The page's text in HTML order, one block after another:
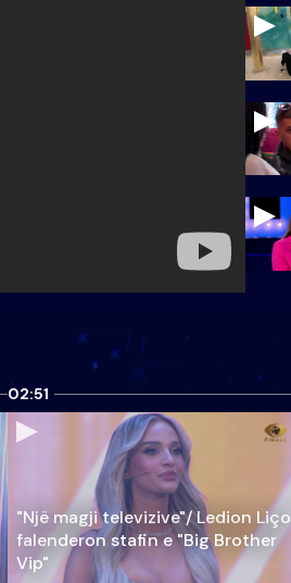
02:51
"Një magji televizive"/ Ledion Liço
falenderon stafin e "Big Brother
Vip"